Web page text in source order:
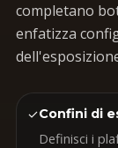
completano
enfatizza
✓Confini di
Definisci i